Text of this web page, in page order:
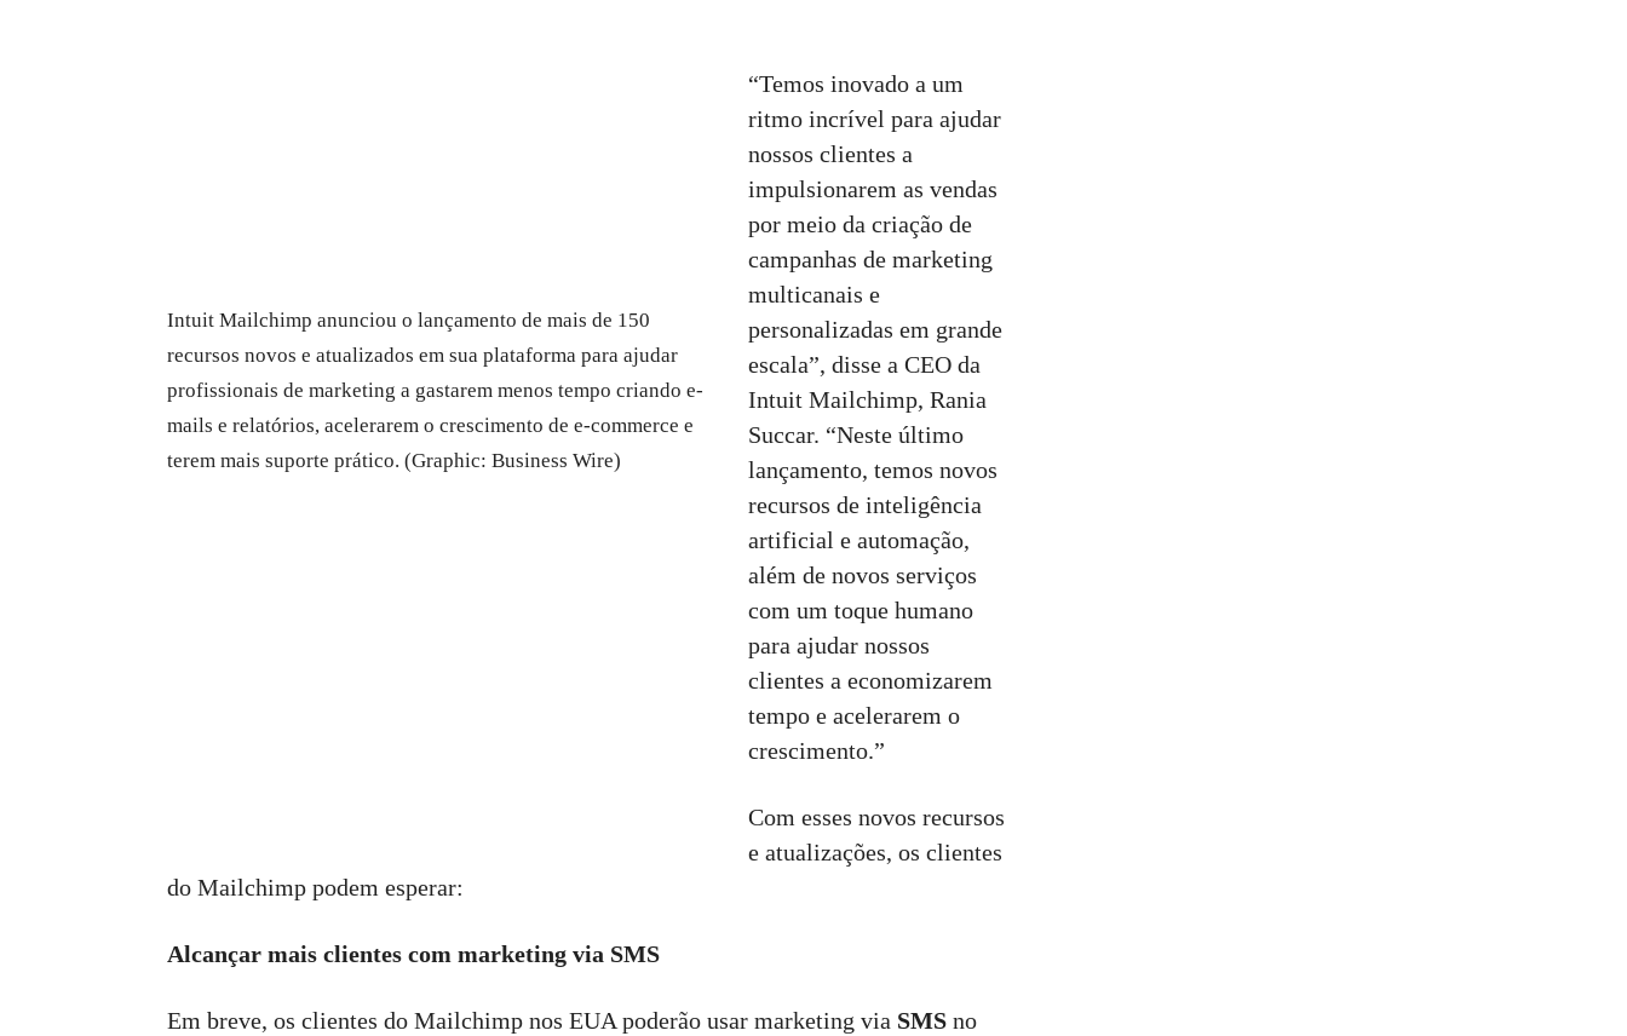
Intuit Mailchimp anunciou o lançamento de mais de 150
recursos novos e atualizados em sua plataforma para ajudar
profissionais de marketing a gastarem menos tempo criando e-
mails e relatórios, acelerarem o crescimento de e-commerce e
terem mais suporte prático. (Graphic: Business Wire)
“Temos inovado a um
ritmo incrível para ajudar
nossos clientes a
impulsionarem as vendas
por meio da criação de
campanhas de marketing
multicanais e
personalizadas em grande
escala”, disse a CEO da
Intuit Mailchimp, Rania
Succar. “Neste último
lançamento, temos novos
recursos de inteligência
artificial e automação,
além de novos serviços
com um toque humano
para ajudar nossos
clientes a economizarem
tempo e acelerarem o
crescimento.”
Com esses novos recursos
e atualizações, os clientes
do Mailchimp podem esperar:
Alcançar mais clientes com marketing via SMS
Em breve, os clientes do Mailchimp nos EUA poderão usar marketing via SMS no